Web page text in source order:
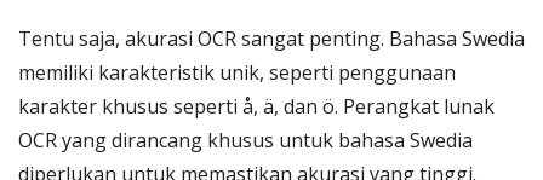
Tentu saja, akurasi OCR sangat penting. Bahasa Swedia
memiliki karakteristik unik, seperti penggunaan
karakter khusus seperti å, ä, dan ö. Perangkat lunak
OCR yang dirancang khusus untuk bahasa Swedia
diperlukan untuk memastikan akurasi yang tinggi.